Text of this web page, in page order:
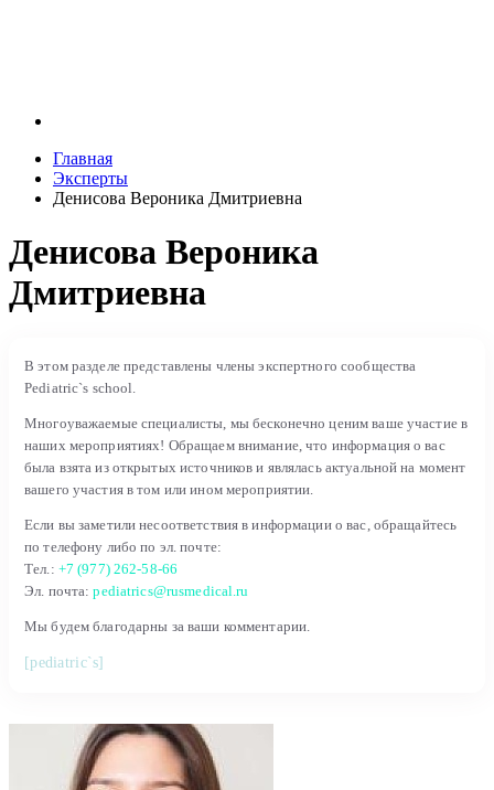
Главная
Эксперты
Денисова Вероника Дмитриевна
Денисова Вероника
Дмитриевна
В этом разделе представлены члены экспертного сообщества
Pediatric`s school.
Многоуважаемые специалисты, мы бесконечно ценим ваше участие в
наших мероприятиях! Обращаем внимание, что информация о вас
была взята из открытых источников и являлась актуальной на момент
вашего участия в том или ином мероприятии.
Если вы заметили несоответствия в информации о вас, обращайтесь
по телефону либо по эл. почте:
Тел.: +7 (977) 262-58-66
Эл. почта:pediatrics@rusmedical.ru
Мы будем благодарны за ваши комментарии.
[pediatric`s]